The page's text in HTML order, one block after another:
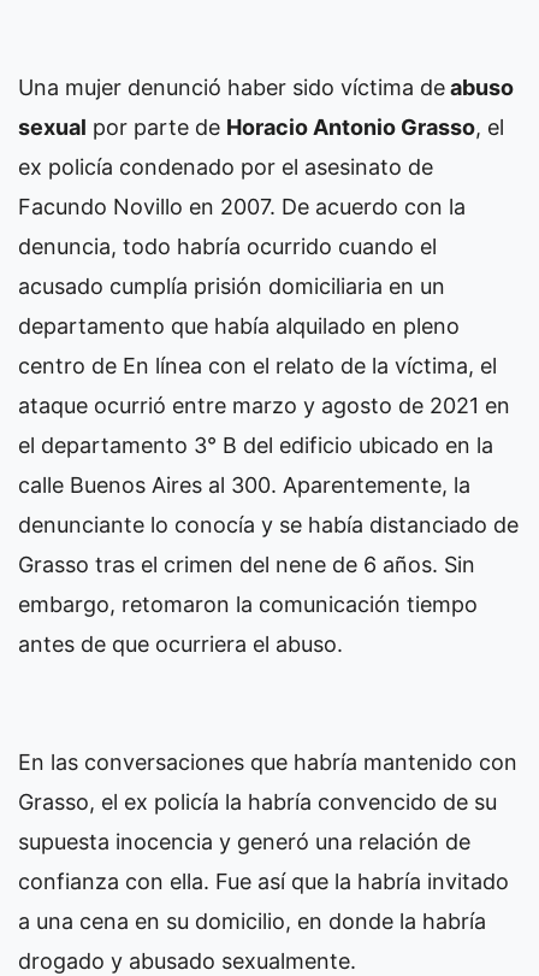
Una mujer denunció haber sido víctima deabuso
sexual por parte de Horacio Antonio Grasso, el
ex policía condenado por el asesinato de
Facundo Novillo en 2007. De acuerdo con la
denuncia, todo habría ocurrido cuando el
acusado cumplía prisión domiciliaria en un
departamento que había alquilado en pleno
centro de En línea con el relato de la víctima, el
ataque ocurrió entre marzo y agosto de 2021 en
el departamento 3° B del edificio ubicado en la
calle Buenos Aires al 300. Aparentemente, la
denunciante lo conocía y se había distanciado de
Grasso tras el crimen del nene de 6 años. Sin
embargo, retomaron la comunicación tiempo
antes de que ocurriera el abuso.
En las conversaciones que habría mantenido con
Grasso, el ex policía la habría convencido de su
supuesta inocencia y generó una relación de
confianza con ella. Fue así que la habría invitado
a una cena en su domicilio, en donde la habría
drogado y abusado sexualmente.